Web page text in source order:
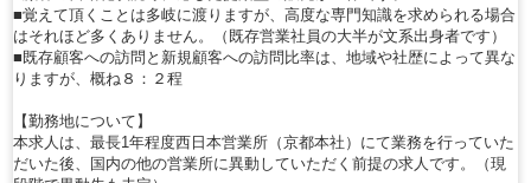
■覚えて頂くことは多岐に渡りますが、高度な専門知識を求められる場合
はそれほど多くありません。（既存営業社員の大半が文系出身者です）
■既存顧客への訪問と新規顧客への訪問比率は、地域や社歴によって異な
りますが、概ね８：２程
【勤務地について】
本求人は、最長1年程度西日本営業所（京都本社）にて業務を行っていた
だいた後、国内の他の営業所に異動していただく前提の求人です。（現